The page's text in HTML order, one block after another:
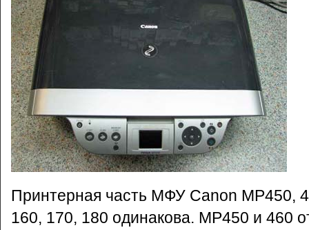
Принтерная часть МФУ Canon MP450,
160, 170, 180 одинакова. MP450 и 460